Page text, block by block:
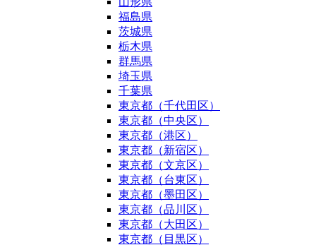
福島県
茨城県
栃木県
群馬県
埼玉県
千葉県
東京都（千代田区）
東京都（中央区）
東京都（港区）
東京都（新宿区）
東京都（文京区）
東京都（台東区）
東京都（墨田区）
東京都（品川区）
東京都（大田区）
東京都（目黒区）